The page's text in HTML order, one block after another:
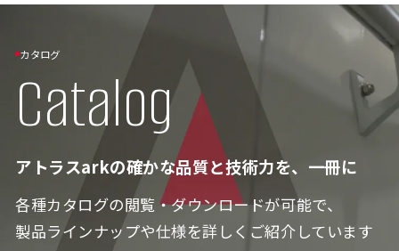
カタログ
Catalog
アトラスarkの確かな品質と技術力を、一冊に
各種カタログの閲覧・ダウンロードが可能で、
製品ラインナップや仕様を詳しくご紹介しています